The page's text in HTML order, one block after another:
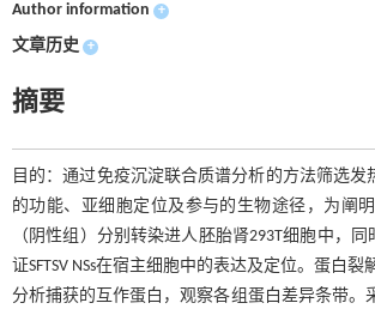
Author information +
文章历史 +
摘要
目的：通过免疫沉淀联合质谱分析的方法筛选发
的功能、亚细胞定位及参与的生物途径，为阐明
（阴性组）分别转染进人胚胎肾293T细胞中，
证SFTSV NSs在宿主细胞中的表达及定位。蛋白
分析捕获的互作蛋白，观察各组蛋白差异条带。